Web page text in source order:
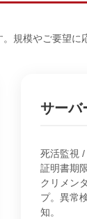
規模やご要望に
サーバ
死活監視 /
証明書期
クリメン
プ。異常
知。